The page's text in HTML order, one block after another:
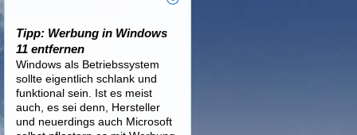
Tipp: Werbung in Windows
11 entfernen
Windows als Betriebssystem
sollte eigentlich schlank und
funktional sein. Ist es meist
auch, es sei denn, Hersteller
und neuerdings auch Microsoft